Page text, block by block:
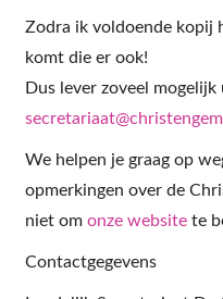
Zodra ik voldoende kopij
komt die er ook!
Dus lever zoveel
We helpen je graag op
opmerkingen over de
niet omonze website te
Contactgegevens